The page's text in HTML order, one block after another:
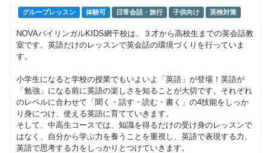
グループレッスン 体験可 日常会話・旅行 子供向け 英検対策
NOVAバイリンガルKIDS網干校は、３才から高校生までの英会話教
室です。英語だけのレッスンで英会話の環境づくりを行っていま
す。
小学生になると学校の授業でもいよいよ「英語」が登場！英語が
「勉強」になる前に英語の楽しさを知ることが大切です。それぞれ
のレベルに合わせて「聞く・話す・読む・書く」の4技能をしっか
り身につけ、使える英語に育てていきます。
そして、中高生コースでは、知識を得るだけの受け身のレッスンで
はなく、自分から学ぶ力を養うことを重視し、英語で表現する力、
英語で思考する力をしっかりとつけていきます。